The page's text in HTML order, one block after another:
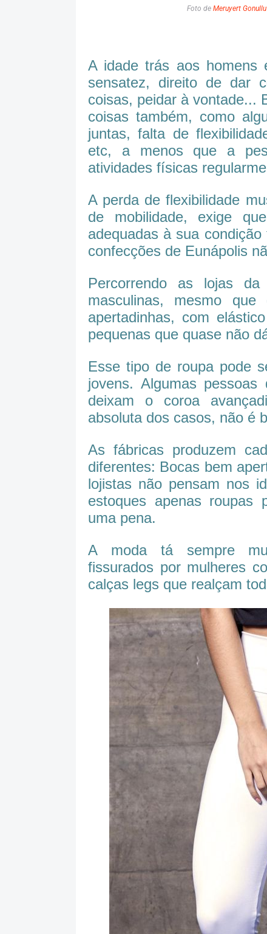
Foto de Meruyert Gonullu
A idade trás aos homens
sensatez, direito de dar
coisas, peidar à vontade...
coisas também, como
juntas, falta de
etc, a menos que a
atividades físicas
A perda de flexibilidade
de mobilidade, exige
adequadas à sua
confecções de Eunápolis
Percorrendo as lojas
masculinas, mesmo
apertadinhas, com
pequenas que quase não
Esse tipo de roupa pode
jovens. Algumas
deixam o coroa
absoluta dos casos, não é
As fábricas produzem
diferentes: Bocas bem
lojistas não pensam nos
estoques apenas roupas
uma pena.
A moda tá sempre
fissurados por mulheres
calças legs que realçam